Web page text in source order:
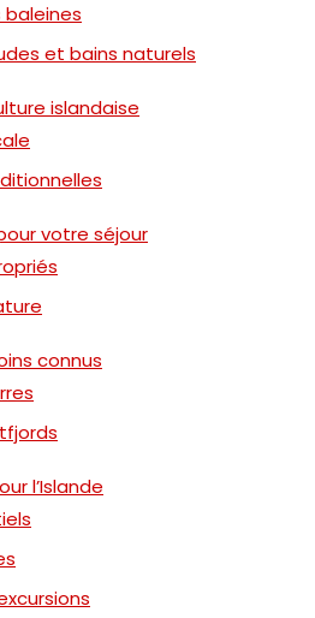
et bains naturels
islandaise
votre séjour
connus
l’Islande